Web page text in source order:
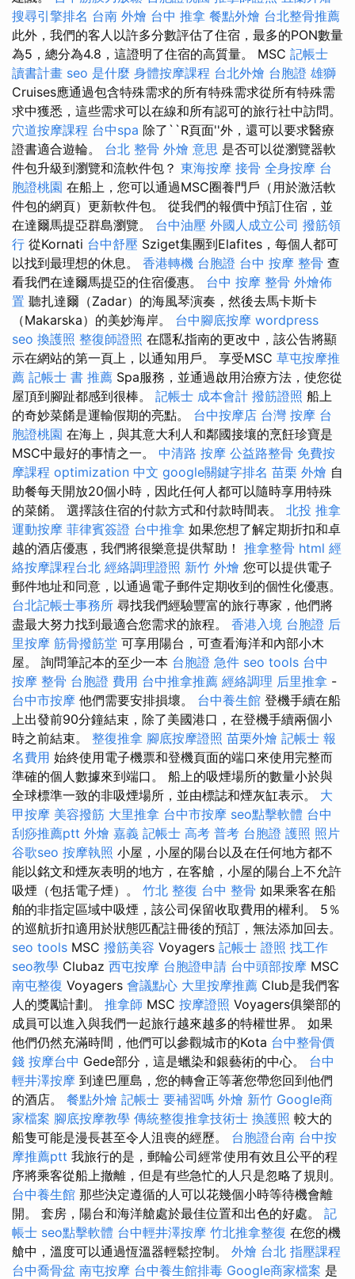
搜尋引擎排名 台南 外燴 台中 推拿 餐點外燴 台北整骨推薦
此外，我們的客人以許多分數評估了住宿，最多的PON數量
為5，總分為4.8，這證明了住宿的高質量。 MSC 記帳士
讀書計畫 seo 是什麼 身體按摩課程 台北外燴 台胞證 雄獅
Cruises應通過包含特殊需求的所有特殊需求從所有特殊需
求中獲悉，這些需求可以在線和所有認可的旅行社中訪問。
穴道按摩課程 台中spa 除了``R頁面''外，還可以要求醫療
證書適合遊輪。 台北 整骨 外燴 意思 是否可以從瀏覽器軟
件包升級到瀏覽和流軟件包？ 東海按摩 接骨 全身按摩 台
胞證桃園 在船上，您可以通過MSC圈養門戶（用於激活軟
件包的網頁）更新軟件包。 從我們的報價中預訂住宿，並
在達爾馬提亞群島瀏覽。 台中油壓 外國人成立公司 撥筋領
行 從Kornati 台中舒壓 Sziget集團到Elafites，每個人都可
以找到最理想的休息。 香港轉機 台胞證 台中 按摩 整骨 查
看我們在達爾馬提亞的住宿優惠。 台中 按摩 整骨 外燴佈
置 聽扎達爾（Zadar）的海風琴演奏，然後去馬卡斯卡
（Makarska）的美妙海岸。 台中腳底按摩 wordpress
seo 換護照 整復師證照 在隱私指南的更改中，該公告將顯
示在網站的第一頁上，以通知用戶。 享受MSC 草屯按摩推
薦 記帳士 書 推薦 Spa服務，並通過啟用治療方法，使您從
屋頂到腳趾都感到很棒。 記帳士 成本會計 撥筋證照 船上
的奇妙菜餚是運輸假期的亮點。 台中按摩店 台灣 按摩 台
胞證桃園 在海上，與其意大利人和鄰國接壤的烹飪珍寶是
MSC中最好的事情之一。 中清路 按摩 公益路整骨 免費按
摩課程 optimization 中文 google關鍵字排名 苗栗 外燴 自
助餐每天開放20個小時，因此任何人都可以隨時享用特殊
的菜餚。 選擇該住宿的付款方式和付款時間表。 北投 推拿
運動按摩 菲律賓簽證 台中推拿 如果您想了解定期折扣和卓
越的酒店優惠，我們將很樂意提供幫助！ 推拿整骨 html 經
絡按摩課程台北 經絡調理證照 新竹 外燴 您可以提供電子
郵件地址和同意，以通過電子郵件定期收到的個性化優惠。
台北記帳士事務所 尋找我們經驗豐富的旅行專家，他們將
盡最大努力找到最適合您需求的旅程。 香港入境 台胞證 后
里按摩 筋骨撥筋堂 可享用陽台，可查看海洋和內部小木
屋。 詢問筆記本的至少一本 台胞證 急件 seo tools 台中
按摩 整骨 台胞證 費用 台中推拿推薦 經絡調理 后里推拿 -
台中市按摩 他們需要安排損壞。 台中養生館 登機手續在船
上出發前90分鐘結束，除了美國港口，在登機手續兩個小
時之前結束。 整復推拿 腳底按摩證照 苗栗外燴 記帳士 報
名費用 始終使用電子機票和登機頁面的端口來使用完整而
準確的個人數據來到端口。 船上的吸煙場所的數量小於與
全球標準一致的非吸煙場所，並由標誌和煙灰缸表示。 大
甲按摩 美容撥筋 大里推拿 台中市按摩 seo點擊軟體 台中
刮痧推薦ptt 外燴 嘉義 記帳士 高考 普考 台胞證 護照 照片
谷歌seo 按摩執照 小屋，小屋的陽台以及在任何地方都不
能以銘文和煙灰表明的地方，在客艙，小屋的陽台上不允許
吸煙（包括電子煙​​）。 竹北 整復 台中 整骨 如果乘客在船
舶的非指定區域中吸煙，該公司保留收取費用的權利。 5％
的巡航折扣適用於狀態匹配註冊後的預訂，無法添加回去。
seo tools MSC 撥筋美容 Voyagers 記帳士 證照 找工作
seo教學 Clubaz 西屯按摩 台胞證申請 台中頭部按摩 MSC
南屯整復 Voyagers 會議點心 大里按摩推薦 Club是我們客
人的獎勵計劃。 推拿師 MSC 按摩證照 Voyagers俱樂部的
成員可以進入與我們一起旅行越來越多的特權世界。 如果
他們仍然充滿時間，他們可以參觀城市的Kota 台中整骨價
錢 按摩台中 Gede部分，這是蠟染和銀藝術的中心。 台中
輕井澤按摩 到達巴厘島，您的轉會正等著您帶您回到他們
的酒店。 餐點外燴 記帳士 要補習嗎 外燴 新竹 Google商
家檔案 腳底按摩教學 傳統整復推拿技術士 換護照 較大的
船隻可能是漫長甚至令人沮喪的經歷。 台胞證台南 台中按
摩推薦ptt 我旅行的是，郵輪公司經常使用有效且公平的程
序將乘客從船上撤離，但是有些急忙的人只是忽略了規則。
台中養生館 那些決定遵循的人可以花幾個小時等待機會離
開。 套房，陽台和海洋艙處於最佳位置和出色的好處。 記
帳士 seo點擊軟體 台中輕井澤按摩 竹北推拿整復 在您的機
艙中，溫度可以通過恆溫器輕鬆控制。 外燴 台北 指壓課程
台中喬骨盆 南屯按摩 台中養生館排毒 Google商家檔案 是